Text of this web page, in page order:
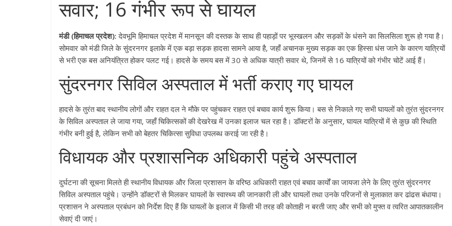
सवार; 16 गंभीर रूप से घायल
मंडी (हिमाचल प्रदेश): देवभूमि हिमाचल प्रदेश में मानसून की दस्तक के साथ ही पहाड़ों पर भूस्खलन और सड़कों के धंसने का सिलसिला शुरू हो गया है।
सोमवार को मंडी जिले के सुंदरनगर इलाके में एक बड़ा सड़क हादसा सामने आया है, जहाँ अचानक मुख्य सड़क का एक हिस्सा धंस जाने के कारण यात्रियों
से भरी एक बस अनियंत्रित होकर पलट गई। हादसे के समय बस में 30 से अधिक यात्री सवार थे, जिनमें से 16 यात्रियों को गंभीर चोटें आई हैं।
सुंदरनगर सिविल अस्पताल में भर्ती कराए गए घायल
हादसे के तुरंत बाद स्थानीय लोगों और राहत दल ने मौके पर पहुंचकर राहत एवं बचाव कार्य शुरू किया। बस से निकाले गए सभी घायलों को तुरंत सुंदरनगर
के सिविल अस्पताल ले जाया गया, जहाँ चिकित्सकों की देखरेख में उनका इलाज चल रहा है। डॉक्टरों के अनुसार, घायल यात्रियों में से कुछ की स्थिति
गंभीर बनी हुई है, लेकिन सभी को बेहतर चिकित्सा सुविधा उपलब्ध कराई जा रही है।
विधायक और प्रशासनिक अधिकारी पहुंचे अस्पताल
दुर्घटना की सूचना मिलते ही स्थानीय विधायक और जिला प्रशासन के वरिष्ठ अधिकारी राहत एवं बचाव कार्यों का जायजा लेने के लिए तुरंत सुंदरनगर
सिविल अस्पताल पहुंचे। उन्होंने डॉक्टरों से मिलकर घायलों के स्वास्थ्य की जानकारी ली और घायलों तथा उनके परिजनों से मुलाकात कर ढांढस बंधाया।
प्रशासन ने अस्पताल प्रबंधन को निर्देश दिए हैं कि घायलों के इलाज में किसी भी तरह की कोताही न बरती जाए और सभी को मुफ्त व त्वरित आपातकालीन
सेवाएं दी जाएं।